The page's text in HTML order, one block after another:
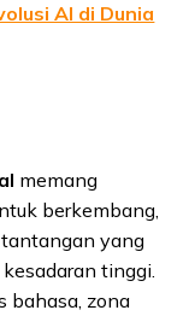
AI di Dunia
memang
berkembang,
yang
tinggi.
bahasa, zona